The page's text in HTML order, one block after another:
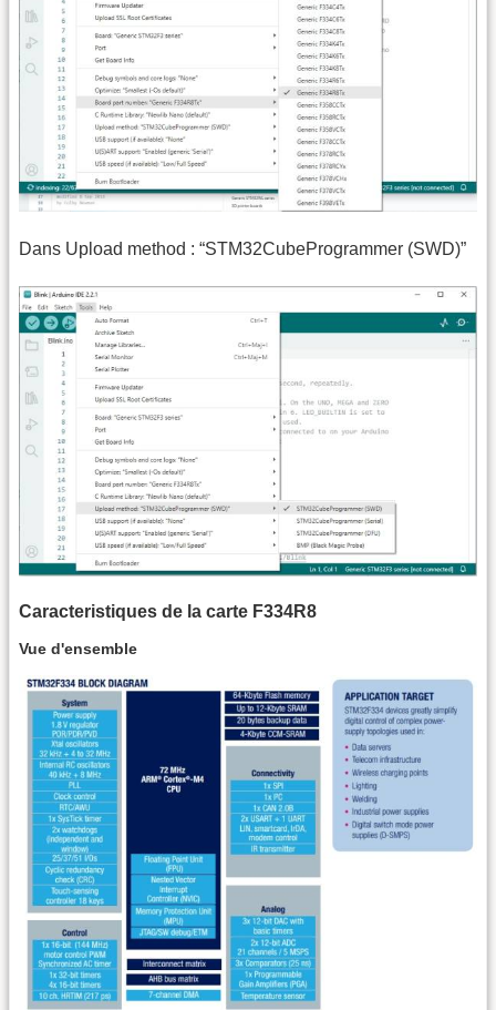
Dans Upload method : “STM32CubeProgrammer (SWD)”
Caracteristiques de la carte F334R8
Vue d'ensemble